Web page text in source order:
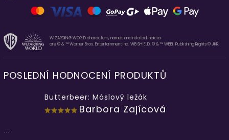
WIZARDING WORLD characters, names and related indicia
are © & ™ Warner Bros. Entertainment Inc. WB SHIELD: © & ™ WBEI. Publishing Rights © JKR.
POSLEDNÍ HODNOCENÍ PRODUKTŮ
Butterbeer: Máslový ležák
Barbora Zajícová
...